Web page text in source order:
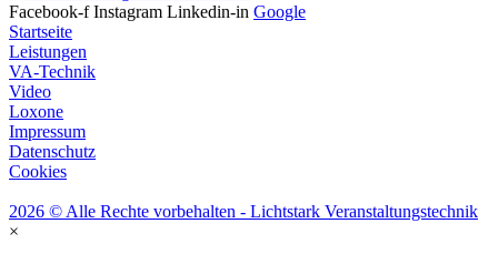
Facebook-f Instagram Linkedin-in Google
Startseite
Leistungen
VA-Technik
Video
Loxone
Impressum
Datenschutz
Cookies
2026 © Alle Rechte vorbehalten - Lichtstark Veranstaltungstechnik
×